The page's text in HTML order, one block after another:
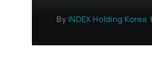
By INDEX Holding Korea |